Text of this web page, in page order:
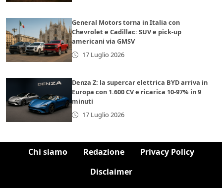
General Motors torna in Italia con
Chevrolet e Cadillac: SUV e pick-up
americani via GMSV
17 Luglio 2026
Denza Z: la supercar elettrica BYD arriva in
Europa con 1.600 CV e ricarica 10-97% in 9
minuti
17 Luglio 2026
Chi siamo Redazione
Privacy Policy
Disclaimer